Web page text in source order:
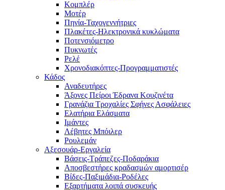
Κομπλέρ
Μοτέρ
Πηνία-Ταχογεννήτριες
Πλακέτες-Ηλεκτρονικά κυκλώματα
Ποτενσιόμετρο
Πυκνωτές
Ρελέ
Χρονοδιακόπτες-Προγραμματιστές
Κάδος
Αναδευτήρες
Άξονες Πείροι Έδρανα Κουζινέτα
Γρανάζια Τροχαλίες Σφήνες Ασφάλειες
Ελατήρια Ελάσματα
Ιμάντες
Λέβητες Μπόιλερ
Ρουλεμάν
Αξεσουάρ-Εργαλεία
Βάσεις-Τράπεζες-Ποδαράκια
Αποσβεστήρες κραδασμών αμορτισέρ
Βίδες-Παξιμάδια-Ροδέλες
Εξαρτήματα λοιπά συσκευής